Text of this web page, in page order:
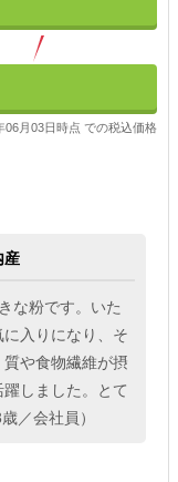
月03日時点 での税込価格
産
な粉です。いた
入りになり、そ
や食物繊維が摂
しました。とて
／会社員）